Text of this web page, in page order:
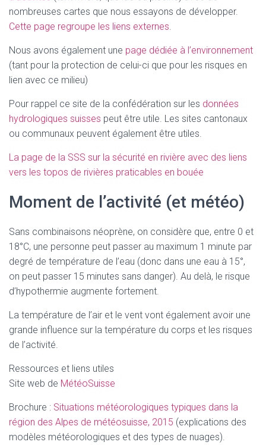
nombreuses cartes que nous essayons de développer.
Cette page regroupe les liens externes.
Nous avons également une page dédiée à l’environnement
(tant pour la protection de celui-ci que pour les risques en
lien avec ce milieu)
Pour rappel ce site de la confédération sur les données
hydrologiques suisses peut être utile. Les sites cantonaux
ou communaux peuvent également être utiles.
La page de la SSS sur la sécurité en rivière avec des liens
vers les topos de rivières praticables en bouée
Moment de l’activité (et météo)
Sans combinaisons néoprène, on considère que, entre 0 et
18°C, une personne peut passer au maximum 1 minute par
degré de température de l’eau (donc dans une eau à 15°,
on peut passer 15 minutes sans danger). Au delà, le risque
d’hypothermie augmente fortement.
La température de l’air et le vent vont également avoir une
grande influence sur la température du corps et les risques
de l’activité.
Ressources et liens utiles
Site web de MétéoSuisse
Brochure : Situations météorologiques typiques dans la
région des Alpes de météosuisse, 2015 (explications des
modèles météorologiques et des types de nuages).